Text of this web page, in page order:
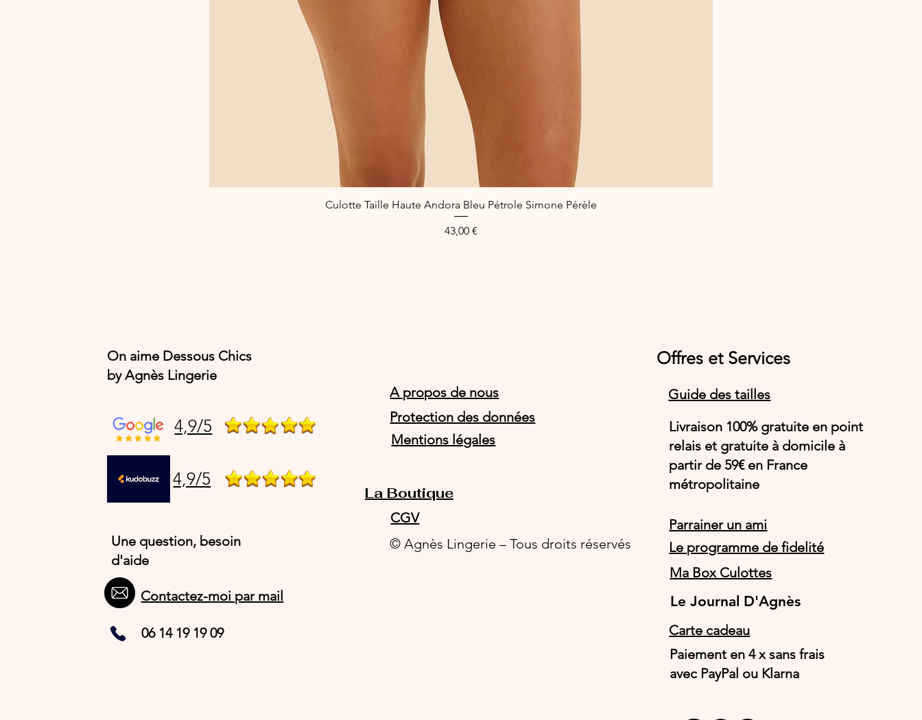
Aperçu rapide
Culotte Taille Haute Andora Bleu Pétrole Simone Pérèle
Prix
43,00 €
On aime Dessous Chics
by Agnès Lingerie
4,9/5
4,9/5
Une question, besoin
d'aide
Contactez-moi par mail
06 14 19 19 09
Offres et Services
A propos de nous
Protection des données
Mentions légales
Guide des tailles
Livraison 100% gratuite en point
relais et gratuite à domicile à
partir de 59€ en France
métropolitaine
CGV
Parrainer un ami
Le programme de fidelité
© Agnès Lingerie – Tous droits réservés
Ma Box Culottes
Le Journal D'Agnès
Le Journal D'Agnès
Carte cadeau
Paiement en 4 x sans frais
avec PayPal ou Klarna
La Boutique